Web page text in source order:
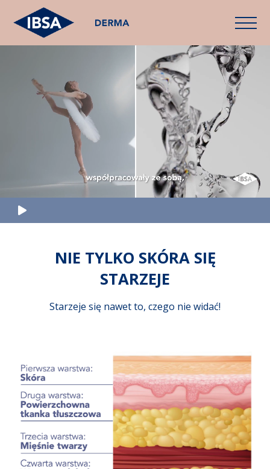
NIE TYLKO SKÓRA SIĘ
STARZEJE
Starzeje się nawet to, czego nie widać!